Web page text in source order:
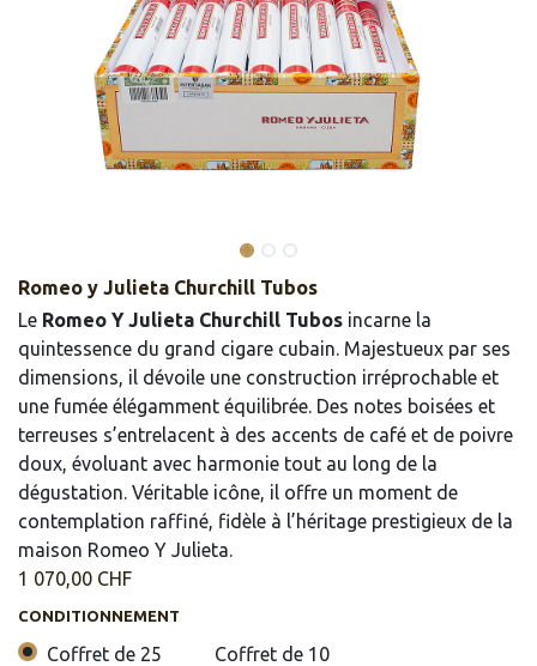
Romeo y Julieta Churchill Tubos
Le Romeo Y Julieta Churchill Tubos incarne la
quintessence du grand cigare cubain. Majestueux par ses
dimensions, il dévoile une construction irréprochable et
une fumée élégamment équilibrée. Des notes boisées et
terreuses s’entrelacent à des accents de café et de poivre
doux, évoluant avec harmonie tout au long de la
dégustation. Véritable icône, il offre un moment de
contemplation raffiné, fidèle à l’héritage prestigieux de la
maison Romeo Y Julieta.
1 070,00 CHF
CONDITIONNEMENT
Coffret de 25
Coffret de 10